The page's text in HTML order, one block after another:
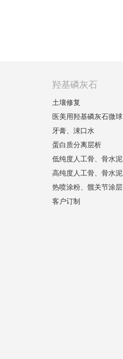
羟基磷灰石
土壤修复
医美用羟基磷灰石微球
牙膏、涑口水
蛋白质分离层析
低纯度人工骨、骨水泥
高纯度人工骨、骨水泥
热喷涂粉、髋关节涂层
客户订制